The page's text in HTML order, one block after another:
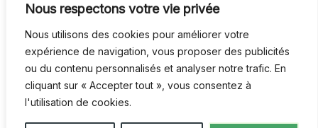
Nous respectons votre vie privée
Nous utilisons des cookies pour améliorer votre
expérience de navigation, vous proposer des publicités
ou du contenu personnalisés et analyser notre trafic. En
cliquant sur « Accepter tout », vous consentez à
l'utilisation de cookies.
L'utilisateur/transformateur reste seul responsable du test et du suivi de
l'adéquation des matériaux et produits à leur application prévue, avant et
pendant l'utilisation.
Tous nos contrats sont soumis à nos conditions générales. Celles-ci
peuvent être fournies au format numérique sur demande et sont également